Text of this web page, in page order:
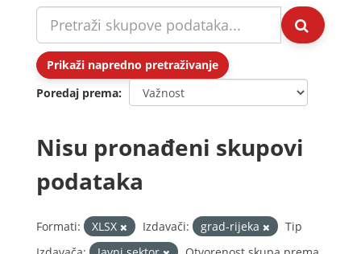
Prikaži napredno pretraživanje
Poredaj prema
Nisu pronađeni skupovi
podataka
Formati: XLSX Izdavači: grad-rijeka
Tip